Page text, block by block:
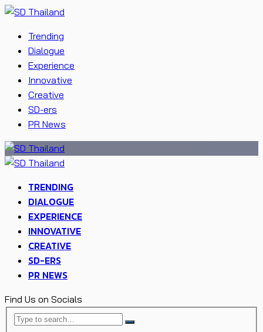
Trending
Dialogue
Experience
Innovative
Creative
SD-ers
PR News
TRENDING
DIALOGUE
EXPERIENCE
INNOVATIVE
CREATIVE
SD-ERS
PR NEWS
Find Us on Socials